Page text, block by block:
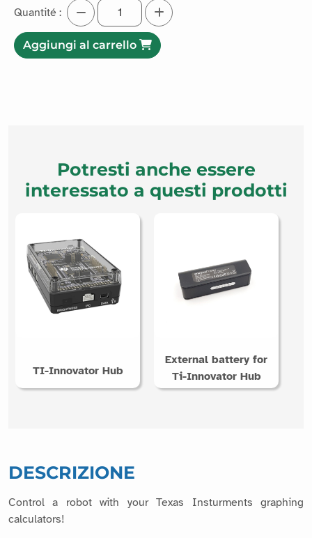
Quantité :
Aggiungi al carrello
Potresti anche essere
interessato a questi prodotti
TI-Innovator Hub
External battery for
Ti-Innovator Hub
DESCRIZIONE
Control a robot with your Texas Insturments graphing
calculators!